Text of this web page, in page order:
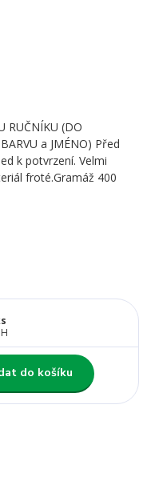
RUČNÍKU (DO
a JMÉNO) Před
k potvrzení. Velmi
froté.Gramáž 400
do košíku